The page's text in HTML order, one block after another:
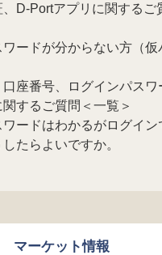
D-Portアプリに関するご
ワードが分からない方（仮
座番号、ログインパスワ
するご質問＜一覧＞
ワードはわかるがログイン
たらよいですか。
マーケット情報